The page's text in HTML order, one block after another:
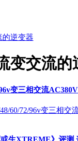
的逆变器
变交流的
变三相交流
60/72/96v变三相